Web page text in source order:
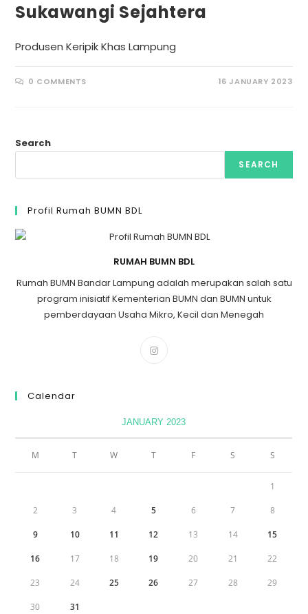
Sukawangi Sejahtera
Produsen Keripik Khas Lampung
0 COMMENTS 16 JANUARY 2023
Search
SEARCH
Profil Rumah BUMN BDL
RUMAH BUMN BDL
Rumah BUMN Bandar Lampung adalah merupakan salah satu
program inisiatif Kementerian BUMN dan BUMN untuk
pemberdayaan Usaha Mikro, Kecil dan Menegah
Calendar
JANUARY 2023
M T W T F S S
1
2 3 4 5 6 7 8
9 10 11 12 13 14 15
16 17 18 19 20 21 22
23 24 25 26 27 28 29
30 31